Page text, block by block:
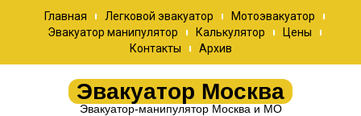
Главная Легковой эвакуатор
Мотоэвакуатор
Эвакуатор манипулятор
Калькулятор
Цены
Контакты
Архив
Эвакуатор Москва
Эвакуатор-манипулятор Москва и МО